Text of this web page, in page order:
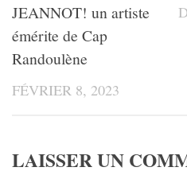
JEANNOT! un artiste
émérite de Cap
Randoulène
FÉVRIER 8, 2023
LAISSER UN